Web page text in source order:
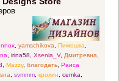
, yamschikova, Пимошка,
, irina58, Xsenia_V, Дмитревна,
, Mazzy, благодать, Раиса
, svmmm, крохин, cemka,